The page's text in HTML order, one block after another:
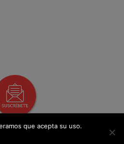
que acepta su uso.